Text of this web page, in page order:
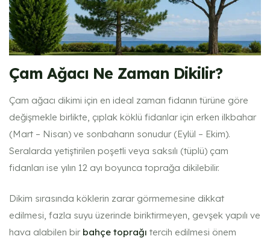
Çam Ağacı Ne Zaman Dikilir?
Çam ağacı dikimi için en ideal zaman fidanın türüne göre
değişmekle birlikte, çıplak köklü fidanlar için erken ilkbahar
(Mart – Nisan) ve sonbaharın sonudur (Eylül – Ekim).
Seralarda yetiştirilen poşetli veya saksılı (tüplü) çam
fidanları ise yılın 12 ayı boyunca toprağa dikilebilir.
Dikim sırasında köklerin zarar görmemesine dikkat
edilmesi, fazla suyu üzerinde biriktirmeyen, gevşek yapılı ve
hava alabilen bir bahçe toprağı tercih edilmesi önem